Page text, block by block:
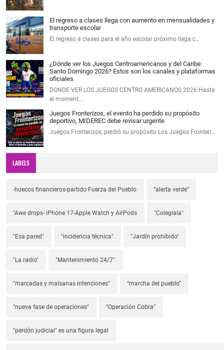
El regreso a clases llega con aumento en mensualidades y
transporte escolar
El regreso a clases para el año escolar próximo llega c…
¿Dónde ver los Juegos Centroamericanos y del Caribe
Santo Domingo 2026? Estos son los canales y plataformas
oficiales
DONDE VER LOS JUEGOS CENTRO AMERICANOS 2026 Hasta
el moment…
Juegos Fronterizos, el evento ha perdido su propósito
deportivo, MIDEREC debe revisar urgente
Juegos Fronterizos, perdió su propósito Los Juegos Fronteri…
LABELS
-huecos financieros-partido Fuerza del Pueblo ”alerta verde”
"Awe drops- iPhone 17-Apple Watch y AirPods "Colegiala"
"Esa pared" "incidencia técnica" "Jardín prohibido"
"La radio" "Mantenimiento 24/7"
"marcadas y malsanas intenciones" “marcha del pueblo”
"nueva fase de operaciones" “Operación Cobra”
"perdón judicial" es una figura legal